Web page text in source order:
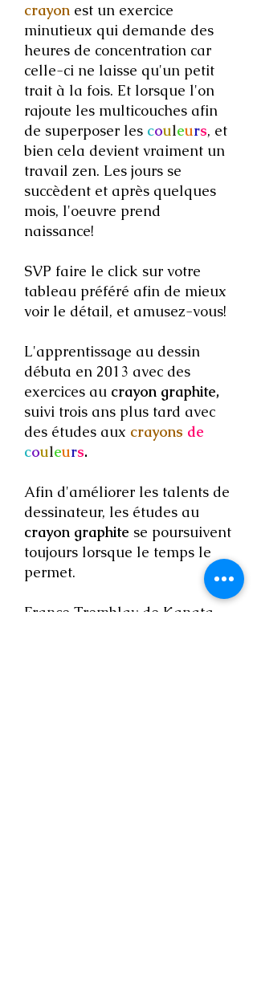
crayon est un exercice
minutieux qui demande des
heures de concentration car
celle-ci ne laisse qu'un petit
trait à la fois. Et lorsque l'on
rajoute les multicouches afin
de superposer les couleurs, et
bien cela devient vraiment un
travail zen. Les jours se
succèdent et après quelques
mois, l'oeuvre prend
naissance!
SVP faire le click sur votre
tableau préféré afin de mieux
voir le détail, et amusez-vous!
L'apprentissage au dessin
débuta en 2013 avec des
exercices au crayon graphite,
suivi trois ans plus tard avec
des études aux crayons de
couleurs.
Afin d'améliorer les talents de
dessinateur, les études au
crayon graphite se poursuivent
toujours lorsque le temps le
permet.
France Tremblay de Kanata,